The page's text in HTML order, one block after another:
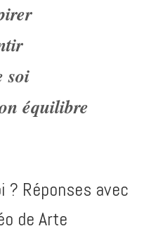
soi
équilibre
Réponses avec
de Arte